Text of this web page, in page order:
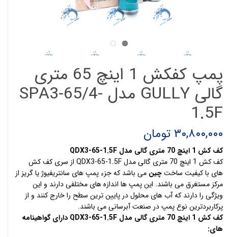
پمپ کفکش 1 اینچ 65 متری
گالی GULLY مدل SPA3-65/4-
1.5F
۳۰,۸۰۰,۰۰۰ تومان
کف کش 1 اینچ 70 متری گالی مدل QDX3-65-1.5F
کف کش 1 اینچ 70 متری گالی مدل QDX3-65-1.5F از سری کف کش
های با کیفیت ساختچین می باشد که جزء پمپ های سانتریفیوژ یا گریز از
مرکز مستغرق می باشند. این پمپ ها اندازه های مختلفی دارند و این
ویژگی را دارند که آب های محلول در پایین ترین سطح را خارج کنند و از
پرکاربردترین نوع پمپ در صنعت آبرسانی می باشند.
کف کش 1 اینچ 70 متری گالی مدل QDX3-65-1.5F دارای گواهینامه
های: